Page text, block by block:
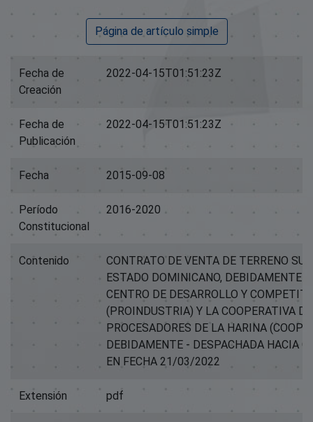
Página de artículo simple
Fecha de
Creación
2022-04-15T01:51:23Z
Fecha de
Publicación
2022-04-15T01:51:23Z
Fecha 2015-09-08
Período
Constitucional
2016-2020
Contenido
CONTRATO DE VENTA DE TERRENO
ESTADO DOMINICANO, DEBIDAMENTE
CENTRO DE DESARROLLO Y
(PROINDUSTRIA) Y LA COOPERATIVA
PROCESADORES DE LA HARINA
DEBIDAMENTE - DESPACHADA HACIA
EN FECHA 21/03/2022
Extensión pdf